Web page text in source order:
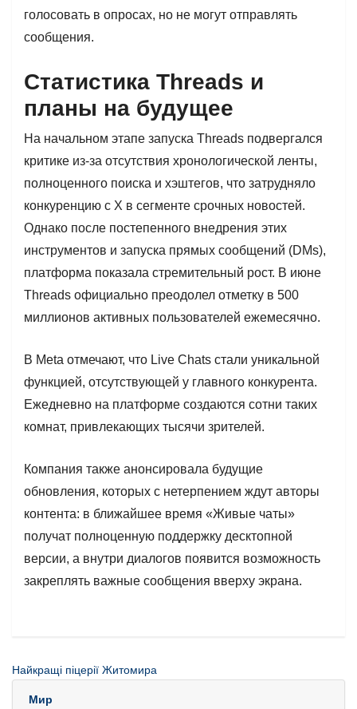
голосовать в опросах, но не могут отправлять
сообщения.
Статистика Threads и
планы на будущее
На начальном этапе запуска Threads подвергался
критике из-за отсутствия хронологической ленты,
полноценного поиска и хэштегов, что затрудняло
конкуренцию с X в сегменте срочных новостей.
Однако после постепенного внедрения этих
инструментов и запуска прямых сообщений (DMs),
платформа показала стремительный рост. В июне
Threads официально преодолел отметку в 500
миллионов активных пользователей ежемесячно.
В Meta отмечают, что Live Chats стали уникальной
функцией, отсутствующей у главного конкурента.
Ежедневно на платформе создаются сотни таких
комнат, привлекающих тысячи зрителей.
Компания также анонсировала будущие
обновления, которых с нетерпением ждут авторы
контента: в ближайшее время «Живые чаты»
получат полноценную поддержку десктопной
версии, а внутри диалогов появится возможность
закреплять важные сообщения вверху экрана.
Найкращі піцерії Житомира
Мир